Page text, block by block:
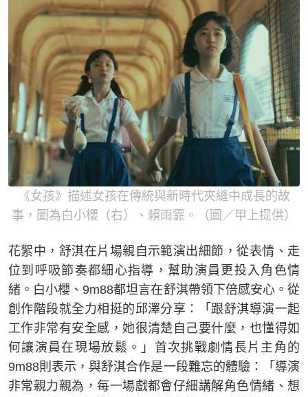
《女孩》描述女孩在傳統與新時代夾縫中成長的故
事，圖為白小櫻（右）、賴雨霏。（圖／甲上提供）
花絮中，舒淇在片場親自示範演出細節，從表情、走
位到呼吸節奏都細心指導，幫助演員更投入角色情
緒。白小櫻、9m88都坦言在舒淇帶領下倍感安心。從
創作階段就全力相挺的邱澤分享：「跟舒淇導演一起
工作非常有安全感，她很清楚自己要什麼，也懂得如
何讓演員在現場放鬆。」首次挑戰劇情長片主角的
9m88則表示，與舒淇合作是一段難忘的體驗：「導演
非常親力親為，每一場戲都會仔細講解角色情緒、想